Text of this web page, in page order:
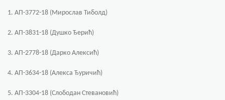
1. АП-3772-18 (Мирослав Тиболд)
2. АП-3831-18 (Душко Ђерић)
3. АП-2778-18 (Дарко Алексић)
4. АП-3634-18 (Алекса Ђуричић)
5. АП-3304-18 (Слободан Стевановић)